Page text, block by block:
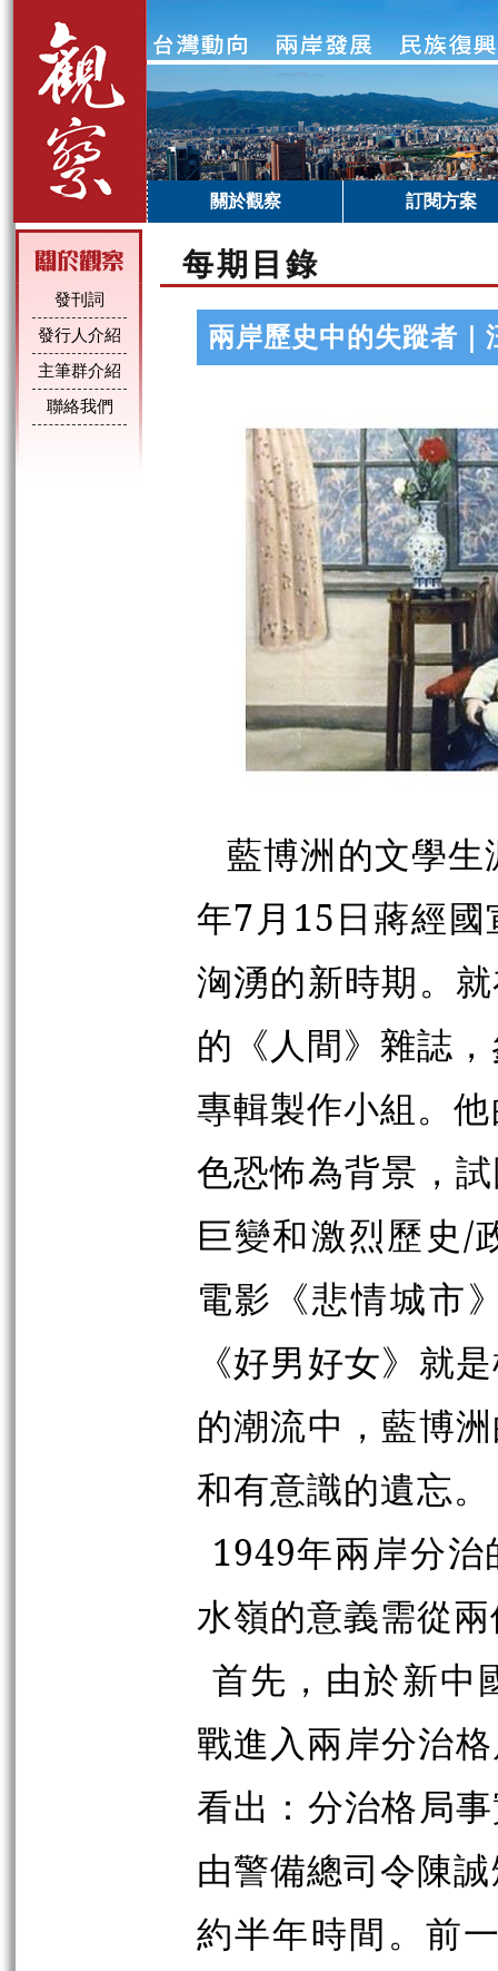
關於觀察 訂閱方案
發刊詞
發行人介紹
主筆群介紹
聯絡我們
每期目錄
兩岸歷史中的失蹤者｜
藍博洲的文學生
年7月15日蔣經
洶湧的新時期。
的《人間》雜誌
專輯製作小組。
色恐怖為背景，
巨變和激烈歷史/
電影《悲情城市
《好男好女》就
的潮流中，藍博
和有意識的遺忘。
1949年兩岸分
水嶺的意義需從
首先，由於新中
戰進入兩岸分治
看出：分治格局
由警備總司令陳
約半年時間。前